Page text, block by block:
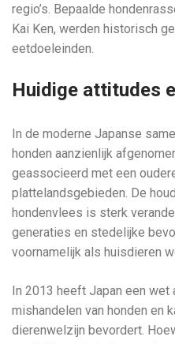
regio’s. Bepaalde
Kai Ken, werden historisch
eetdoeleinden.
Huidige attitudes
In de moderne Japanse
honden aanzienlijk
geassocieerd met een
plattelandsgebieden. De
hondenvlees is sterk
generaties en stedelijke
voornamelijk als huisdieren
In 2013 heeft Japan een wet
mishandelen van honden en
dierenwelzijn bevordert.